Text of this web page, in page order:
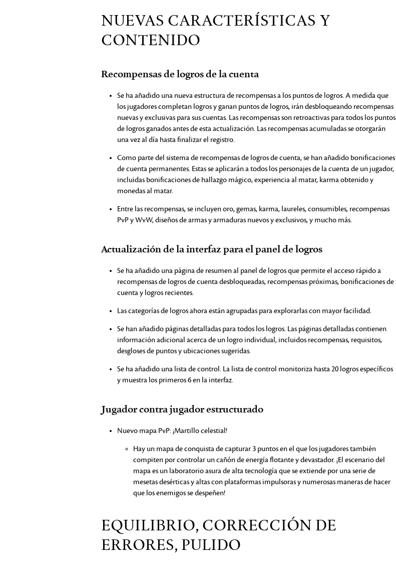
NUEVAS CARACTERÍSTICAS Y
CONTENIDO
Recompensas de logros de la cuenta
Se ha añadido una nueva estructura de recompensas a los puntos de logros. A medida que
los jugadores completan logros y ganan puntos de logros, irán desbloqueando recompensas
nuevas y exclusivas para sus cuentas. Las recompensas son retroactivas para todos los puntos
de logros ganados antes de esta actualización. Las recompensas acumuladas se otorgarán
una vez al día hasta finalizar el registro.
Como parte del sistema de recompensas de logros de cuenta, se han añadido bonificaciones
de cuenta permanentes. Estas se aplicarán a todos los personajes de la cuenta de un jugador,
incluidas bonificaciones de hallazgo mágico, experiencia al matar, karma obtenido y
monedas al matar.
Entre las recompensas, se incluyen oro, gemas, karma, laureles, consumibles, recompensas
PvP y WvW, diseños de armas y armaduras nuevos y exclusivos, y mucho más.
Actualización de la interfaz para el panel de logros
Se ha añadido una página de resumen al panel de logros que permite el acceso rápido a
recompensas de logros de cuenta desbloqueadas, recompensas próximas, bonificaciones de
cuenta y logros recientes.
Las categorías de logros ahora están agrupadas para explorarlas con mayor facilidad.
Se han añadido páginas detalladas para todos los logros. Las páginas detalladas contienen
información adicional acerca de un logro individual, incluidos recompensas, requisitos,
desgloses de puntos y ubicaciones sugeridas.
Se ha añadido una lista de control. La lista de control monitoriza hasta 20 logros específicos
y muestra los primeros 6 en la interfaz.
Jugador contra jugador estructurado
Nuevo mapa PvP: ¡Martillo celestial!
Hay un mapa de conquista de capturar 3 puntos en el que los jugadores también
compiten por controlar un cañón de energía flotante y devastador. ¡El escenario del
mapa es un laboratorio asura de alta tecnología que se extiende por una serie de
mesetas desérticas y altas con plataformas impulsoras y numerosas maneras de hacer
que los enemigos se despeñen!
EQUILIBRIO, CORRECCIÓN DE
ERRORES, PULIDO